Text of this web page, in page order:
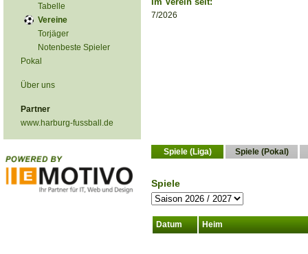
Tabelle
Vereine
Torjäger
Notenbeste Spieler
Pokal
Über uns
Partner
www.harburg-fussball.de
7/2026
Spiele (Liga) Spiele (Pokal)
Spiele
Datum Heim